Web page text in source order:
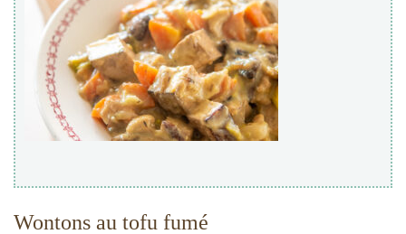
Wontons au tofu fumé